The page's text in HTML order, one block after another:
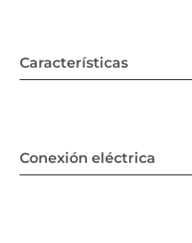
Características
Conexión eléctrica